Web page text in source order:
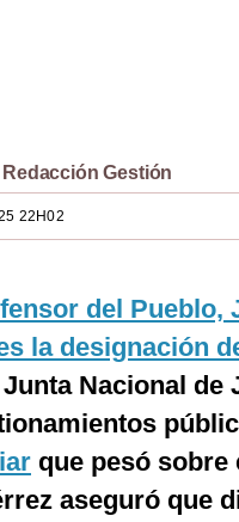
Redacción Gestión
22H02
del Pueblo,
la designación
Nacional de
que pesó sobre
aseguró que